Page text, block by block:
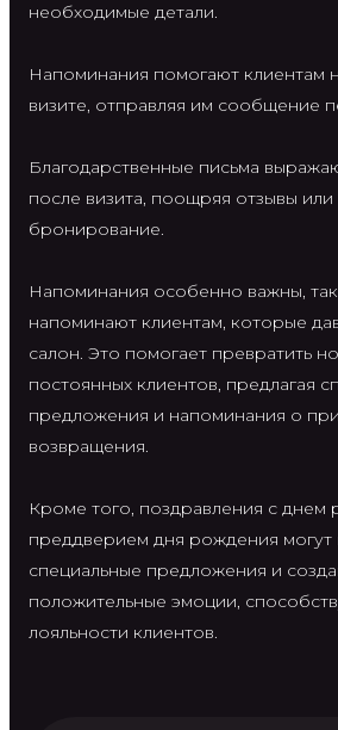
необходимые детали.
Напоминания помогают клиентам
визите, отправляя им сообщение
Благодарственные письма
после визита, поощряя отзывы
бронирование.
Напоминания особенно важны,
напоминают клиентам, которые
салон. Это помогает превратить
постоянных клиентов, предлагая
предложения и напоминания о
возвращения.
Кроме того, поздравления с днем
преддверием дня рождения могут
специальные предложения и
положительные эмоции,
лояльности клиентов.